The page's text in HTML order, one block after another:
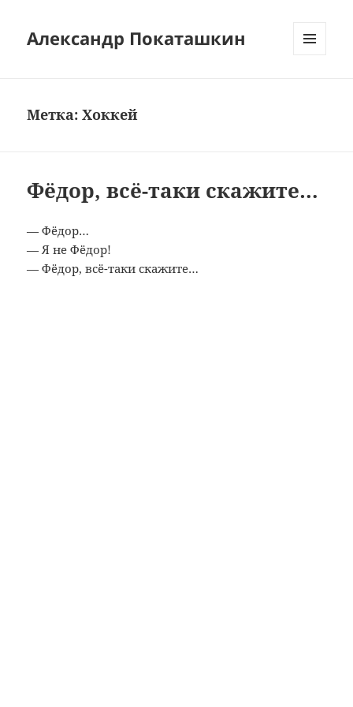
Александр Покаташкин
Метка:Хоккей
Фёдор, всё-таки скажите…
— Фёдор…
— Я не Фёдор!
— Фёдор, всё-таки скажите…